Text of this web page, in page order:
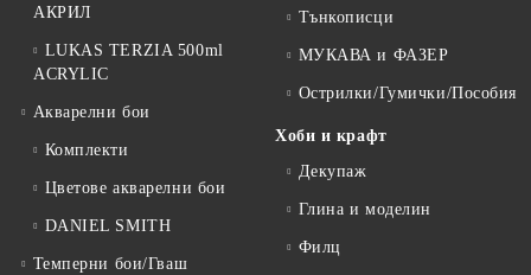
АКРИЛ
LUKAS TERZIA 500ml
ACRYLIC
Акварелни бои
Комплекти
Цветове акварелни бои
DANIEL SMITH
Темперни бои/Гваш
Тънкописци
МУКАВА и ФАЗЕР
Острилки/Гумички/Пособия
Хоби и крафт
Декупаж
Глина и моделин
Филц